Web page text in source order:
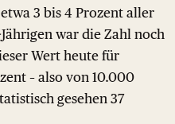
3 bis 4 Prozent aller
war die Zahl noch
Wert heute für
– also von 10.000
gesehen 37